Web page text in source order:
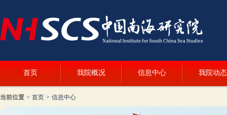
首页 我院概况 信息中心 我院动态
当前位置 > 首页 > 信息中心